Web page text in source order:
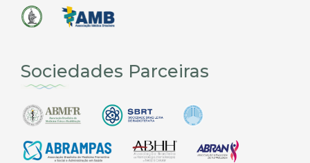
Sociedades Parceiras